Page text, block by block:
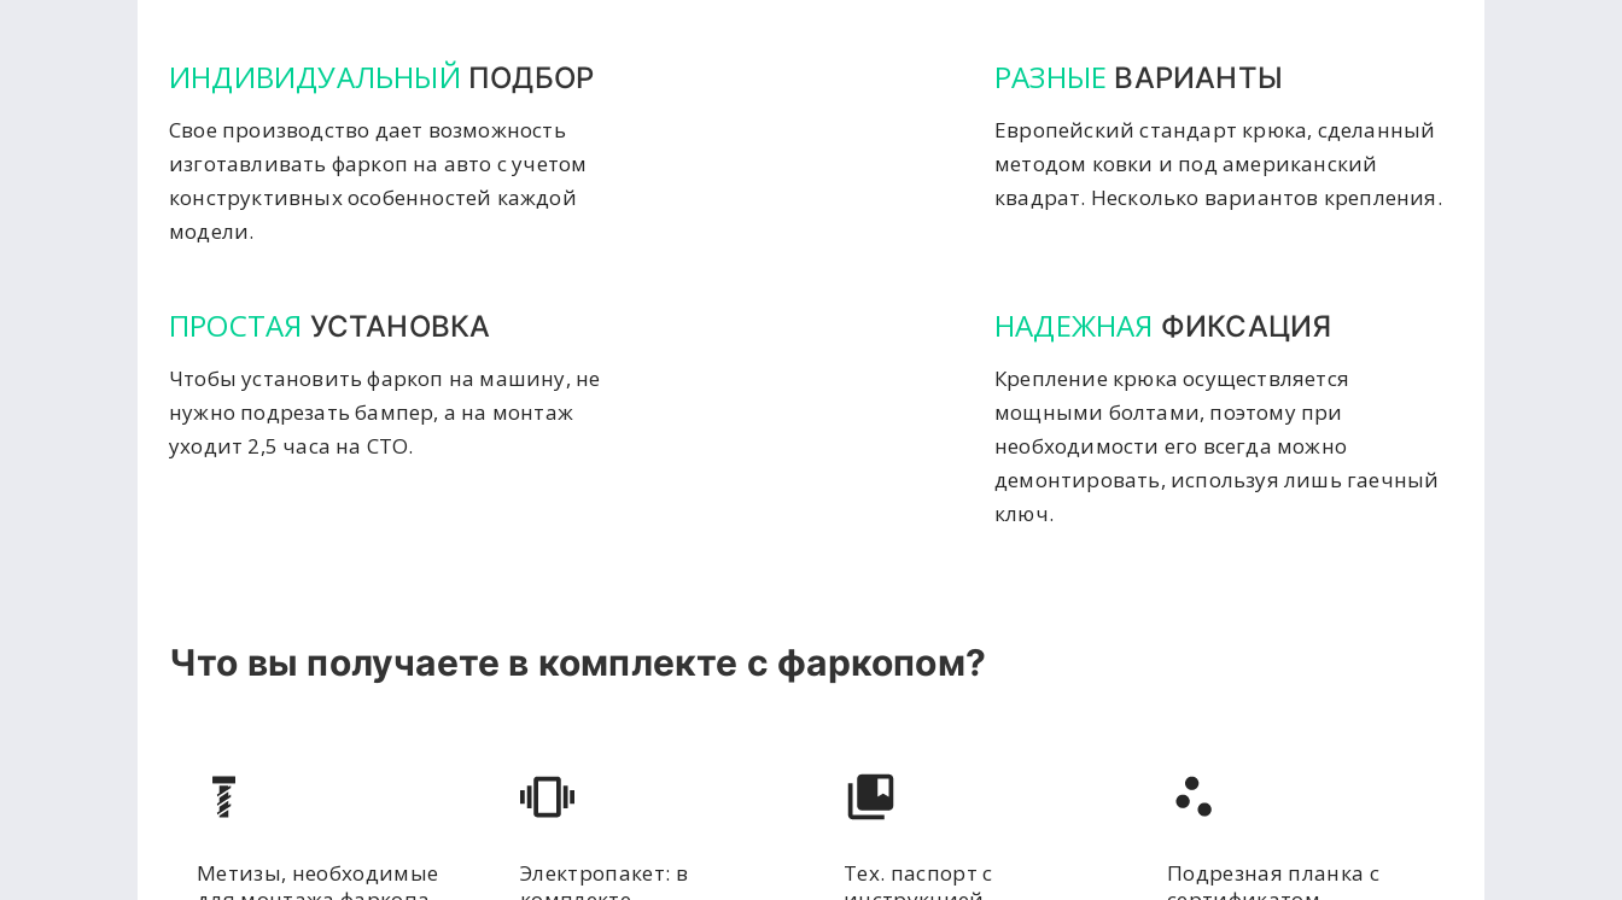
ИНДИВИДУАЛЬНЫЙ ПОДБОР
Свое производство дает возможность
изготавливать фаркоп на авто с учетом
конструктивных особенностей каждой
модели.
РАЗНЫЕ ВАРИАНТЫ
Европейский стандарт крюка, сделанный
методом ковки и под американский
квадрат. Несколько вариантов крепления.
ПРОСТАЯ УСТАНОВКА
Чтобы установить фаркоп на машину, не
нужно подрезать бампер, а на монтаж
уходит 2,5 часа на СТО.
НАДЕЖНАЯ ФИКСАЦИЯ
Крепление крюка осуществляется
мощными болтами, поэтому при
необходимости его всегда можно
демонтировать, используя лишь гаечный
ключ.
Что вы получаете в комплекте с фаркопом?
Метизы, необходимые
Электропакет: в
Тех. паспорт с
Подрезная планка с